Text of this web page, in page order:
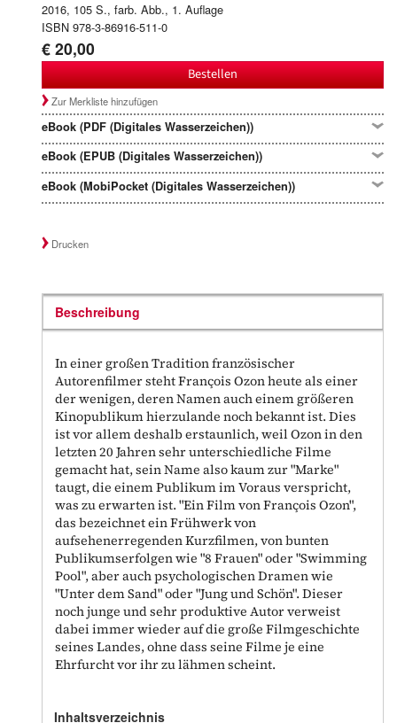
2016, 105 S., farb. Abb., 1. Auflage
ISBN 978-3-86916-511-0
€ 20,00
Bestellen
Zur Merkliste hinzufügen
eBook (PDF (Digitales Wasserzeichen))
eBook (EPUB (Digitales Wasserzeichen))
eBook (MobiPocket (Digitales Wasserzeichen))
Drucken
Beschreibung
In einer großen Tradition französischer
Autorenfilmer steht François Ozon heute als einer
der wenigen, deren Namen auch einem größeren
Kinopublikum hierzulande noch bekannt ist. Dies
ist vor allem deshalb erstaunlich, weil Ozon in den
letzten 20 Jahren sehr unterschiedliche Filme
gemacht hat, sein Name also kaum zur "Marke"
taugt, die einem Publikum im Voraus verspricht,
was zu erwarten ist. "Ein Film von François Ozon",
das bezeichnet ein Frühwerk von
aufsehenerregenden Kurzfilmen, von bunten
Publikumserfolgen wie "8 Frauen" oder "Swimming
Pool", aber auch psychologischen Dramen wie
"Unter dem Sand" oder "Jung und Schön". Dieser
noch junge und sehr produktive Autor verweist
dabei immer wieder auf die große Filmgeschichte
seines Landes, ohne dass seine Filme je eine
Ehrfurcht vor ihr zu lähmen scheint.
Inhaltsverzeichnis